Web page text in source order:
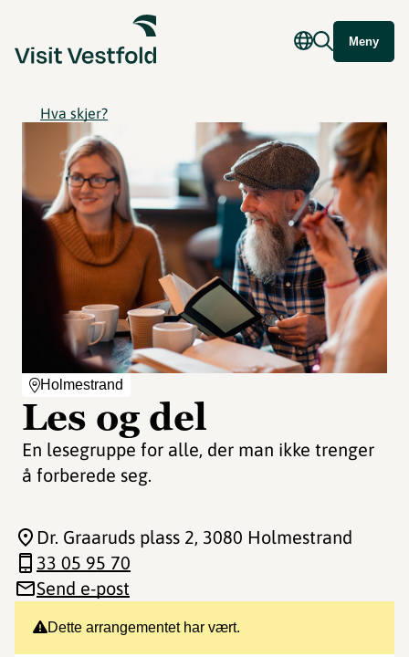
Meny
Hva skjer?
Holmestrand
Les og del
En lesegruppe for alle, der man ikke trenger
å forberede seg.
Dette arrangementet har vært.
Dr. Graaruds plass 2, 3080 Holmestrand
33 05 95 70
Send e-post